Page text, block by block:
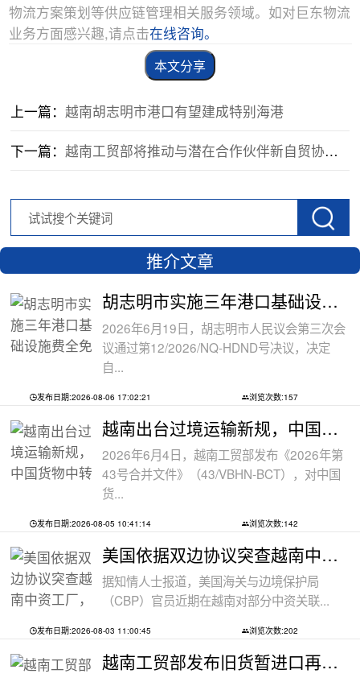
物流方案策划等供应链管理相关服务领域。如对巨东物流
业务方面感兴趣,请点击在线咨询。
本文分享
上一篇：越南胡志明市港口有望建成特别海港
下一篇：越南工贸部将推动与潜在合作伙伴新自贸协定谈判
推介文章
胡志明市实施三年港口基础设施费全免政
2026年6月19日，胡志明市人民议会第三次会
议通过第12/2026/NQ-HDND号决议，决定
自...
发布日期:2026-08-06 17:02:21 浏览次数:157
越南出台过境运输新规，中国货物中转通
2026年6月4日，越南工贸部发布《2026年第
43号合并文件》（43/VBHN-BCT），对中国
货...
发布日期:2026-08-05 10:41:14 浏览次数:142
美国依据双边协议突查越南中资工厂，三
据知情人士报道，美国海关与边境保护局
（CBP）官员近期在越南对部分中资关联...
发布日期:2026-08-03 11:00:45 浏览次数:202
越南工贸部发布旧货暂进口再出口新规：